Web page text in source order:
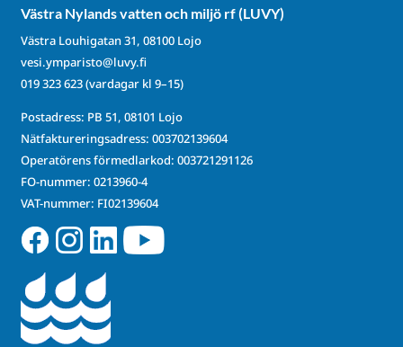
Västra Nylands vatten och miljö rf (LUVY)
Västra Louhigatan 31, 08100 Lojo
vesi.ymparisto@luvy.fi
019 323 623(vardagar kl 9–15)
Postadress: PB 51, 08101 Lojo
Nätfaktureringsadress: 003702139604
Operatörens förmedlarkod: 003721291126
FO-nummer: 0213960-4
VAT-nummer: FI02139604